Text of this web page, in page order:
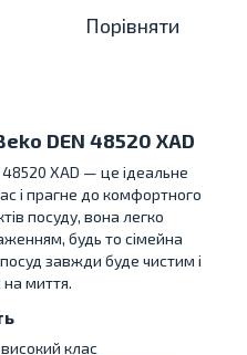
Порівняти
DEN 48520 XAD
XAD — це ідеальне
і прагне до комфортного
посуду, вона легко
будь то сімейна
завжди буде чистим і
миття.
клас